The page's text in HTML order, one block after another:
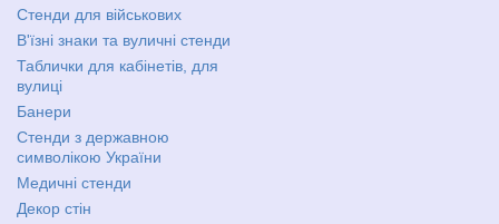
Стенди для військових
В'їзні знаки та вуличні стенди
Таблички для кабінетів, для
вулиці
Банери
Стенди з державною
символікою України
Медичні стенди
Декор стін